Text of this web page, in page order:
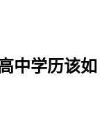
中学历该如